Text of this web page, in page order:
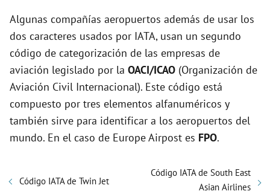
Algunas compañías aeropuertos además de usar los
dos caracteres usados por IATA, usan un segundo
código de categorización de las empresas de
aviación legislado por la OACI/ICAO (Organización de
Aviación Civil Internacional). Este código está
compuesto por tres elementos alfanuméricos y
también sirve para identificar a los aeropuertos del
mundo. En el caso de Europe Airpost es FPO.
Código IATA de Twin Jet
Código IATA de South East
Asian Airlines